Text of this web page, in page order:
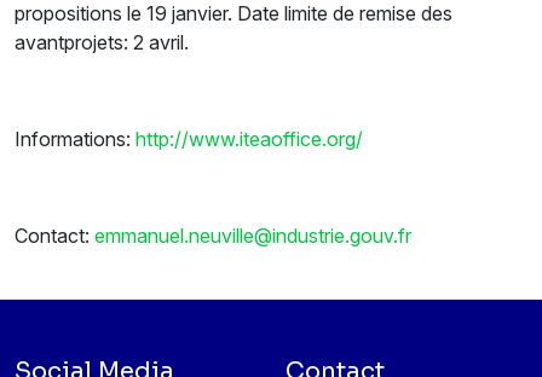
propositions le 19 janvier. Date limite de remise des
avantprojets: 2 avril.
Informations: http://www.iteaoffice.org/
Contact: emmanuel.neuville@industrie.gouv.fr